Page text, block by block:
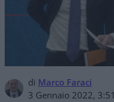
di Marco Faraci
3 Gennaio 2022, 3:51